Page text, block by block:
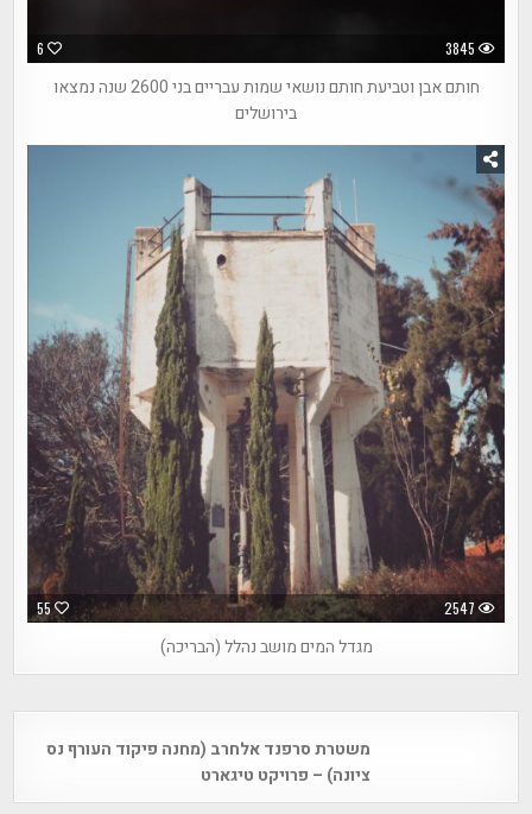
6 3845
חותם אבן וטביעת חותם נושאי שמות עבריים בני 2600 שנה נמצאו
בירושלים
55 2547
מגדל המים מושב נהלל (הבריכה)
navigationמשטרת סרפנד אלחרב (מחנה פיקוד העורף נס
ציונה) – פרויקט טיגארט